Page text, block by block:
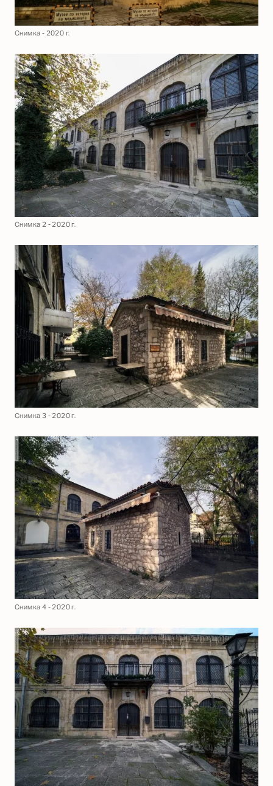
Снимка - 2020 г.
Снимка 2 - 2020 г.
Снимка 3 - 2020 г.
Снимка 4 - 2020 г.